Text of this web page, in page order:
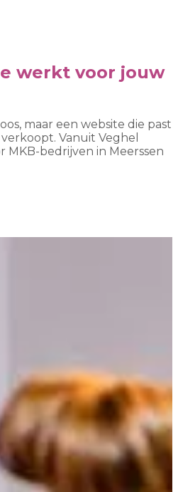
werkt voor jouw
maar een website die past
Vanuit Veghel
MKB-bedrijven in Meerssen